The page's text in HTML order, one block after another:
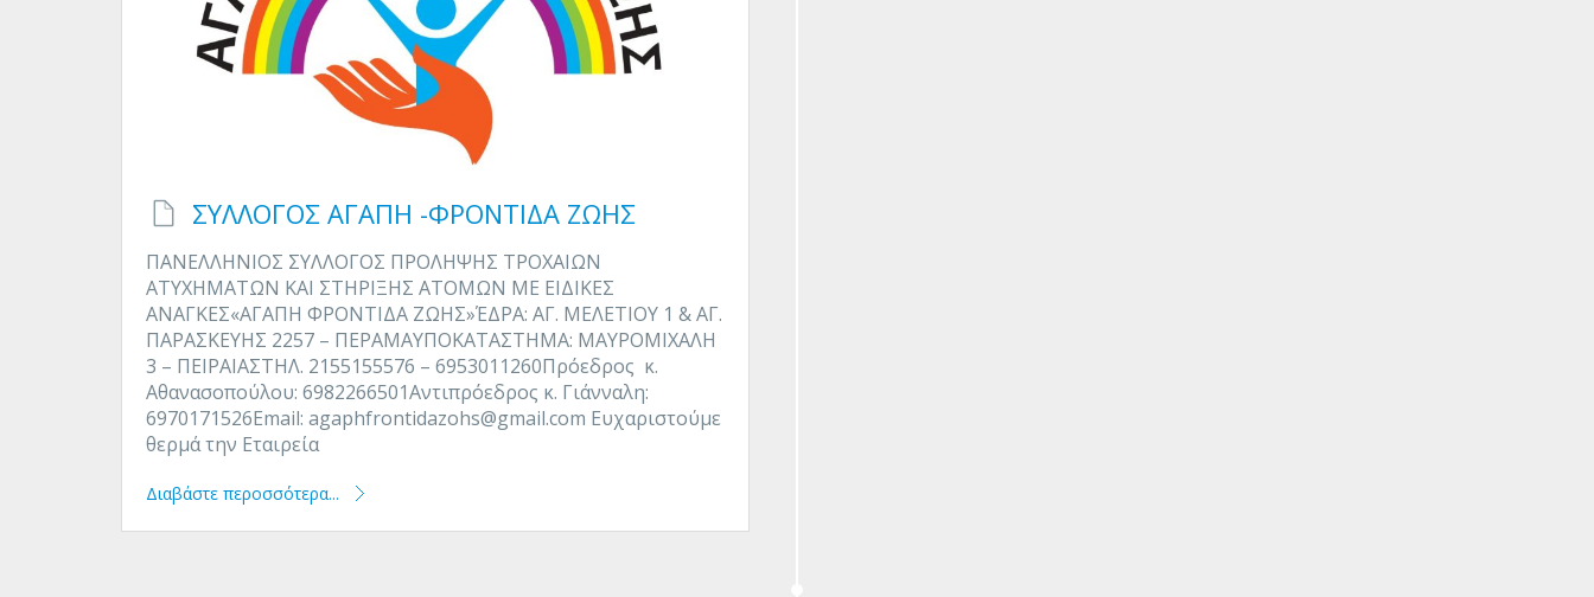
ΣΥΛΛΟΓΟΣ ΑΓΑΠΗ -ΦΡΟΝΤΙΔΑ ΖΩΗΣ
ΠΑΝΕΛΛΗΝΙΟΣ ΣΥΛΛΟΓΟΣ ΠΡΟΛΗΨΗΣ ΤΡΟΧΑΙΩΝ
ΑΤΥΧΗΜΑΤΩΝ ΚΑΙ ΣΤΗΡΙΞΗΣ ΑΤΟΜΩΝ ΜΕ ΕΙΔΙΚΕΣ
ΑΝΑΓΚΕΣ«ΑΓΑΠΗ ΦΡΟΝΤΙΔΑ ΖΩΗΣ»ΈΔΡΑ: ΑΓ. ΜΕΛΕΤΙΟΥ 1 & ΑΓ.
ΠΑΡΑΣΚΕΥΗΣ 2257 – ΠΕΡΑΜΑΥΠΟΚΑΤΑΣΤΗΜΑ: ΜΑΥΡΟΜΙΧΑΛΗ
3 – ΠΕΙΡΑΙΑΣΤΗΛ. 2155155576 – 6953011260Πρόεδρος κ.
Αθανασοπούλου: 6982266501Αντιπρόεδρος κ. Γιάνναλη:
6970171526Email: agaphfrontidazohs@gmail.com Ευχαριστούμε
θερμά την Εταιρεία
Διαβάστε περοσσότερα...